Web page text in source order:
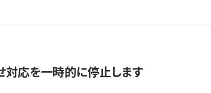
応を一時的に停止します